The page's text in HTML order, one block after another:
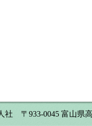
社 〒933-0045 富山県